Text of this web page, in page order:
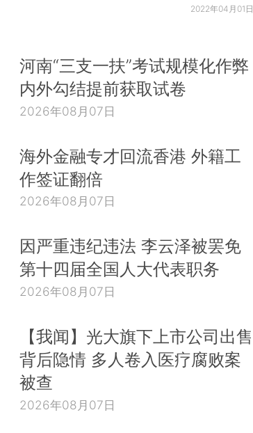
2022年04月01日
河南“三支一扶”考试规模化作弊
内外勾结提前获取试卷
2026年08月07日
海外金融专才回流香港 外籍工
作签证翻倍
2026年08月07日
因严重违纪违法 李云泽被罢免
第十四届全国人大代表职务
2026年08月07日
【我闻】光大旗下上市公司出售
背后隐情 多人卷入医疗腐败案
被查
2026年08月07日